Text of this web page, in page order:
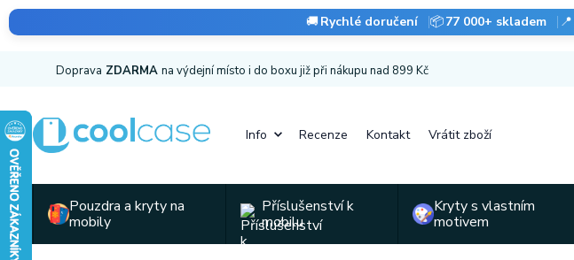
🚚Rychlé doručení 📦77 000+ skladem 📍
Doprava ZDARMA na výdejní místo i do boxu již při nákupu nad 899 Kč
Info Recenze Kontakt Vrátit zboží
Pouzdra a kryty na
mobily
Příslušenství k
mobilu
Kryty s vlastním
motivem